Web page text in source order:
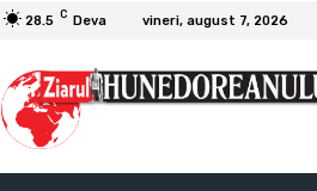
28.5 C Deva vineri, august 7, 2026